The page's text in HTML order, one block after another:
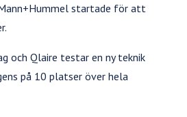
startade för att
och Qlaire testar en ny teknik
på 10 platser över hela